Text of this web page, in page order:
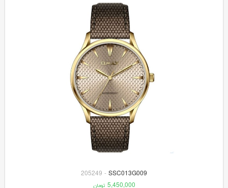
SSC013G009
-
205249
5,450,000 تومان